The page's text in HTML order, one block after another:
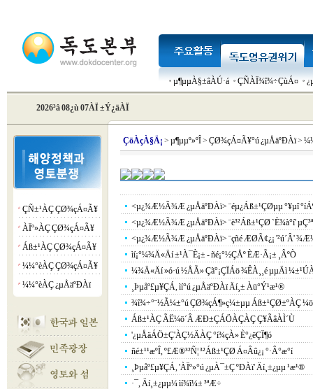
µ¶µµÀ§±âÀÚ·á ÇÑÀÏ¾î¾÷ÇùÁ¤
2026³â 08¿ù 07ÀÏ ±Ý¿äÀÏ
¡á ÇÑ±¹ÀÇ ÇØ¾çÁ¤Ã¥
¡á ÀÏº»ÀÇ ÇØ¾çÁ¤Ã¥
¡á Áß±¹ÀÇ ÇØ¾çÁ¤Ã¥
¡á ¼¼°èÀÇ ÇØ¾çÁ¤Ã¥
¡á ¼¼°èÀÇ ¿µÅäºÐÀï
ÇöÀçÀ§Ä¡ > µ¶µµº»ºÎ> ÇØ¾çÁ¤Ã¥°ú ¿µÅäºÐÀï>
<µ¿¾Æ½Ã¾Æ ¿µÅäºÐÀï> ¨éµ¿Áß±¹ÇØµµ °¥µî
<µ¿¾Æ½Ã¾Æ ¿µÅäºÐÀï> ¨è³²Áß±¹ÇØ `È­¾à°í' µÇ³ª
<µ¿¾Æ½Ã¾Æ ¿µÅäºÐÀï> ¨çñé ÆØÃ¢¿¡ '²ú´Â'
ìí¡°¼¾Ä«Äí ±¹À¯È­¡± - ñé¡°½ÇÅº ÈÆ·Ã¡± ¸ÂºÒ
¼¾Ä«Äí »ó·ú ½ÅÃ» Çã°¡ÇÏÁö ¾ÊÀ¸¸é µµÄì
¸Þµåº£µ¥ÇÁ, ìí°ú ¿µÅäºÐÀï Äí¸± Àü°Ý¹æ¹®
¾î¾÷°¨½Ã¼±°ú ÇØ¾çÁ¶»ç¼±µµ Áß±¹ÇØ±ºÀÇ
Áß±¹ÀÇ ÃË¼ö´Â ÆÐ±ÇÁÖÀÇÀÇ Ç¥ÃâÀÌ´Ù
'¿µÅäÁÖ±Ç'ÀÇ½ÄÀÇ °í¾çÀ» È°¿ëÇÏ¶ó
ñé±¹¹æºÎ, º£Æ®³²Ñ¦ ³²Áß±¹ÇØ Á¤Âû¿¡ °­·Â°æ°í
¸Þµåº£µ¥ÇÁ, 'ÀÏº»°ú ¿µÀ¯±Ç ºÐÀï' Äí¸±¿­µµ ¹æ¹®
·¯, Äí¸±¿­µµ¼­ ìí¾î¼± ³ªÆ÷